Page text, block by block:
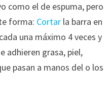
como el de espuma, pero
forma: Cortarla barra en
una máximo 4 veces y
adhieren grasa, piel,
pasan a manos del o los